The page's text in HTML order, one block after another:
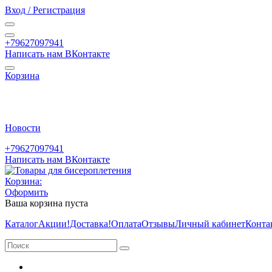
Вход / Регистрация
+79627097941
Написать нам ВКонтакте
Корзина
Новости
+79627097941
Написать нам ВКонтакте
Корзина:
Оформить
Ваша корзина пуста
КаталогАкции!Доставка!ОплатаОтзывыЛичный кабинет